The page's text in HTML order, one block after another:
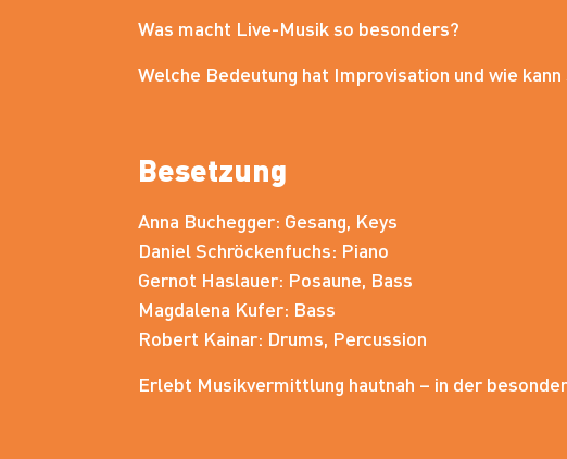
Was macht Live-Musik so besonders?
Welche Bedeutung hat Improvisation und wie
Besetzung
Anna Buchegger: Gesang, Keys
Daniel Schröckenfuchs: Piano
Gernot Haslauer: Posaune, Bass
Magdalena Kufer: Bass
Robert Kainar: Drums, Percussion
Erlebt Musikvermittlung hautnah – in der